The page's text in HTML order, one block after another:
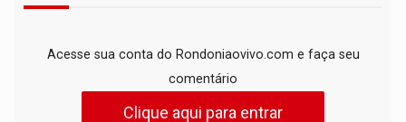
Acesse sua conta do Rondoniaovivo.com e faça seu
comentário
Clique aqui para entrar